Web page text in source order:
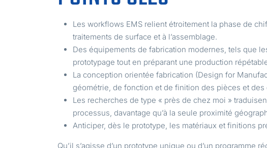
Les workflows EMS relient étroitement la phase de
traitements de surface et à l’assemblage.
Des équipements de fabrication modernes, tels que
prototypage tout en préparant une production
La conception orientée fabrication (Design for
géométrie, de fonction et de finition des pièces et des
Les recherches de type « près de chez moi »
processus, davantage qu’à la seule proximité
Anticiper, dès le prototype, les matériaux et finitions
Qu’il s’agisse d’un prototype unique ou d’un programme